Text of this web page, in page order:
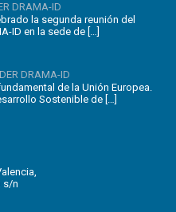
DRAMA-ID
la segunda reunión del
ID en la sede de […]
DRAMA-ID
de la Unión Europea.
Sostenible de […]
s/n